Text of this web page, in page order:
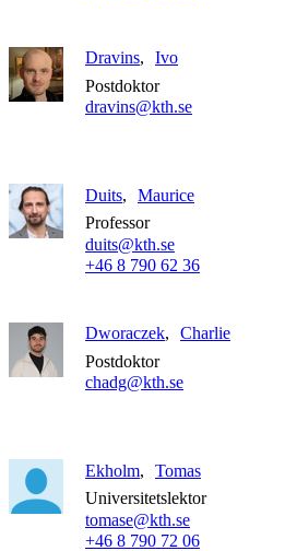
Dravins
Ivo
Postdoktor
dravins@kth.se
Duits
Maurice
Professor
duits@kth.se
+46 8 790 62 36
Dworaczek
Charlie
Postdoktor
chadg@kth.se
Ekholm
Tomas
Universitetslektor
tomase@kth.se
+46 8 790 72 06